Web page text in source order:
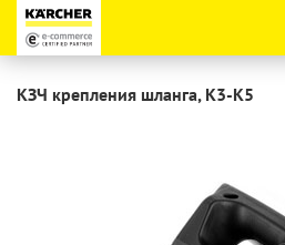
КЗЧ крепления шланга, K3-K5